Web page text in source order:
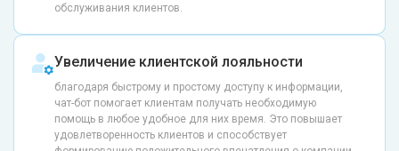
обслуживания клиентов.
Увеличение клиентской лояльности
благодаря быстрому и простому доступу к информации,
чат-бот помогает клиентам получать необходимую
помощь в любое удобное для них время. Это повышает
удовлетворенность клиентов и способствует